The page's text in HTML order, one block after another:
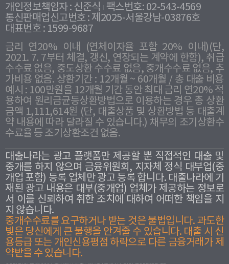
개인정보책임자 : 신준식
팩스번호: 02-543-4569
통신판매업신고번호 : 제2025-서울강남-03876호
대표번호 : 1599-9687
금리 연20% 이내 (연체이자율 포함 20% 이내)(단,
2021. 7. 7부터 체결, 갱신, 연장되는 계약에 한함), 취급
수수료 없음, 중도상환 수수료 없음, 중개수수료 없음, 추
가비용 없음. 상환기간 : 12개월 ~ 60개월 / 총 대출 비용
예시 : 100만원을 12개월 기간 동안 최대 금리 연20% 적
용하여 원리금균등상환방법으로 이용하는 경우 총 상환
금액 1,111,614원 (단, 대출상품 및 상환방법 등 대출계
약 내용에 따라 달라질 수 있습니다.) 채무의 조기상환수
수료율 등 조기상환조건 없음.
대출나라는 광고 플랫폼만 제공할 뿐 직접적인 대출 및
중개를 하지 않으며 금융위원회, 지자체 정식 대부업(중
개업 포함) 등록 업체만 광고 등록 합니다. 대출나라에 기
재된 광고 내용은 대부(중개업) 업체가 제공하는 정보로
서 이를 신뢰하여 취한 조치에 대하여 어떠한 책임을 지
지 않습니다.
중개수수료를 요구하거나 받는 것은 불법입니다. 과도한
빛은 당신에게 큰 불행을 안겨줄 수 있습니다. 대출 시 신
용등급 또는 개인신용평점 하락으로 다른 금융거래가 제
약받을 수 있습니다.